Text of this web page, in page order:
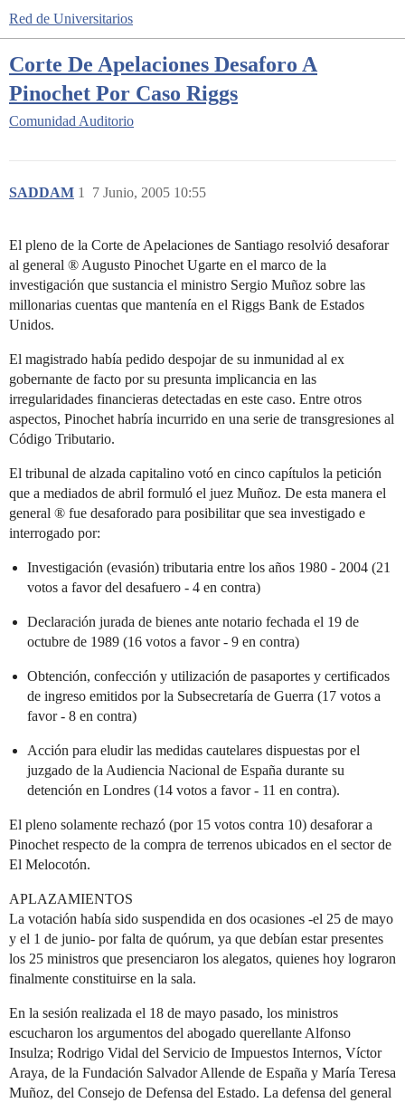
Red de Universitarios
Corte De Apelaciones Desaforo A
Pinochet Por Caso Riggs
Comunidad Auditorio
SADDAM 7 Junio, 2005 10:55
1
El pleno de la Corte de Apelaciones de Santiago resolvió desaforar
al general ® Augusto Pinochet Ugarte en el marco de la
investigación que sustancia el ministro Sergio Muñoz sobre las
millonarias cuentas que mantenía en el Riggs Bank de Estados
Unidos.
El magistrado había pedido despojar de su inmunidad al ex
gobernante de facto por su presunta implicancia en las
irregularidades financieras detectadas en este caso. Entre otros
aspectos, Pinochet habría incurrido en una serie de transgresiones al
Código Tributario.
El tribunal de alzada capitalino votó en cinco capítulos la petición
que a mediados de abril formuló el juez Muñoz. De esta manera el
general ® fue desaforado para posibilitar que sea investigado e
interrogado por:
Investigación (evasión) tributaria entre los años 1980 - 2004 (21
votos a favor del desafuero - 4 en contra)
Declaración jurada de bienes ante notario fechada el 19 de
octubre de 1989 (16 votos a favor - 9 en contra)
Obtención, confección y utilización de pasaportes y certificados
de ingreso emitidos por la Subsecretaría de Guerra (17 votos a
favor - 8 en contra)
Acción para eludir las medidas cautelares dispuestas por el
juzgado de la Audiencia Nacional de España durante su
detención en Londres (14 votos a favor - 11 en contra).
El pleno solamente rechazó (por 15 votos contra 10) desaforar a
Pinochet respecto de la compra de terrenos ubicados en el sector de
El Melocotón.
APLAZAMIENTOS
La votación había sido suspendida en dos ocasiones -el 25 de mayo
y el 1 de junio- por falta de quórum, ya que debían estar presentes
los 25 ministros que presenciaron los alegatos, quienes hoy lograron
finalmente constituirse en la sala.
En la sesión realizada el 18 de mayo pasado, los ministros
escucharon los argumentos del abogado querellante Alfonso
Insulza; Rodrigo Vidal del Servicio de Impuestos Internos, Víctor
Araya, de la Fundación Salvador Allende de España y María Teresa
Muñoz, del Consejo de Defensa del Estado. La defensa del general